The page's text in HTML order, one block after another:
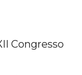
Congresso